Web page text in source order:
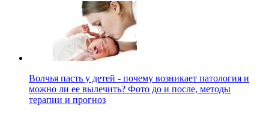
Волчья пасть у детей - почему возникает патология и
можно ли ее вылечить? Фото до и после, методы
терапии и прогноз